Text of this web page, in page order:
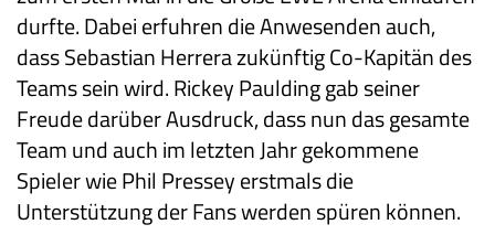
durfte. Dabei erfuhren die Anwesenden auch,
dass Sebastian Herrera zukünftig Co-Kapitän des
Teams sein wird. Rickey Paulding gab seiner
Freude darüber Ausdruck, dass nun das gesamte
Team und auch im letzten Jahr gekommene
Spieler wie Phil Pressey erstmals die
Unterstützung der Fans werden spüren können.